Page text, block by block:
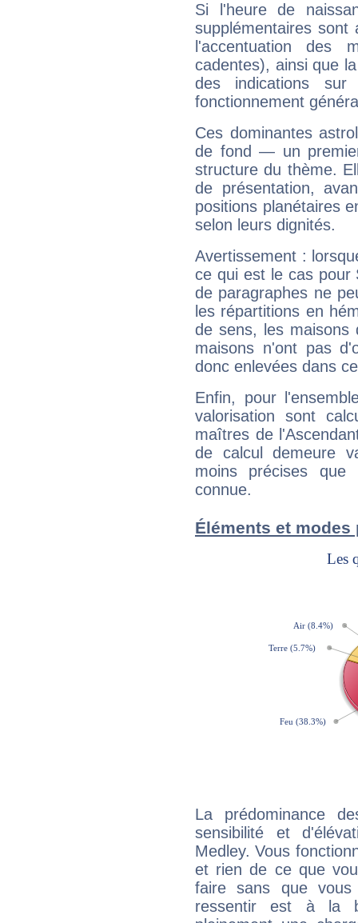
Si l'heure de
supplémentaires sont
l'accentuation des
cadentes), ainsi que
des indications sur
fonctionnement
Ces dominantes
de fond — un
structure du thème.
de présentation,
positions planétaires
selon leurs dignités.
Avertissement :
ce qui est le cas pour
de paragraphes ne
les répartitions en
de sens, les maisons
maisons n'ont pas
donc enlevées dans
Enfin, pour
valorisation sont
maîtres de
de calcul demeure
moins précises que
connue.
Éléments et
La prédominance
sensibilité et
Medley. Vous
et rien de ce que
faire sans que
ressentir est à la